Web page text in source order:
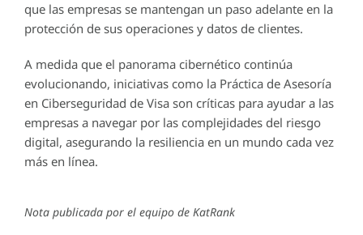
que las empresas se mantengan un paso adelante en la
protección de sus operaciones y datos de clientes.
A medida que el panorama cibernético continúa
evolucionando, iniciativas como la Práctica de Asesoría
en Ciberseguridad de Visa son críticas para ayudar a las
empresas a navegar por las complejidades del riesgo
digital, asegurando la resiliencia en un mundo cada vez
más en línea.
Nota publicada por el equipo de KatRank